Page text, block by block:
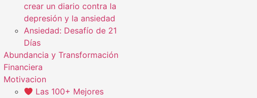
crear un diario contra la
depresión y la ansiedad
Ansiedad: Desafío de 21
Días
Abundancia y Transformación
Financiera
Motivacion
Las 100+ Mejores